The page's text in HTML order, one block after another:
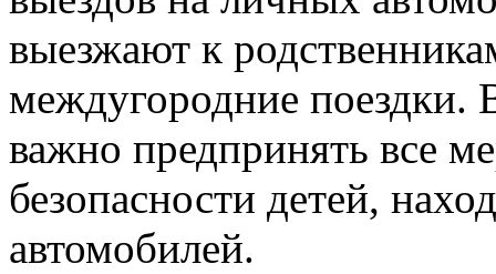
выезжают к
междугородние поездки.
важно предпринять все
безопасности детей,
автомобилей.